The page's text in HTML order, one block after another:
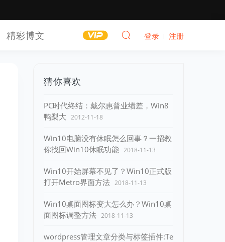
精彩博文 登录 注册
猜你喜欢
PC时代终结：戴尔惠普业绩差，Win8
鸭梨大 2012-11-18
Win10电脑没有休眠怎么回事？一招教
你找回Win10休眠功能 2018-11-13
Win10开始屏幕不见了？Win10正式版
打开Metro界面方法 2018-11-13
​Win10桌面图标变大怎么办？​Win10桌
面图标调整方法 2018-11-13
wordpress管理文章分类与标签插件:Te